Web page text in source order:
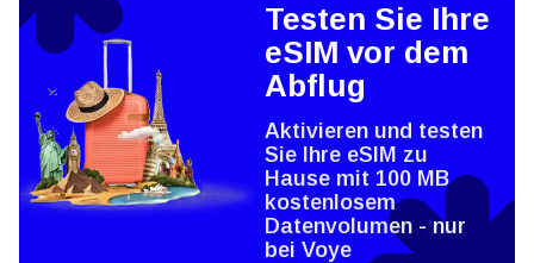
Testen Sie Ihre
eSIM vor dem
Abflug
Aktivieren und testen
Sie Ihre eSIM zu
Hause mit 100 MB
kostenlosem
Datenvolumen - nur
bei Voye